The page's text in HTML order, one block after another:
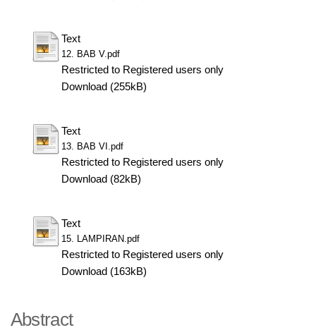
Text
12. BAB V.pdf
Restricted to Registered users only
Download (255kB)
Text
13. BAB VI.pdf
Restricted to Registered users only
Download (82kB)
Text
15. LAMPIRAN.pdf
Restricted to Registered users only
Download (163kB)
Abstract